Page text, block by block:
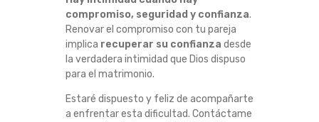
compromiso, seguridad y confianza.
Renovar el compromiso con tu pareja
implica recuperar su confianza desde
la verdadera intimidad que Dios dispuso
para el matrimonio.
Estaré dispuesto y feliz de acompañarte
a enfrentar esta dificultad. Contáctame